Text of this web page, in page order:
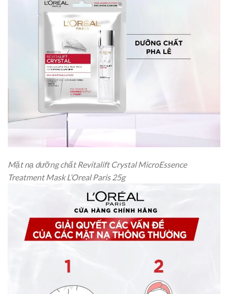
Mặt nạ dưỡng chất Revitalift Crystal MicroEssence
Treatment Mask L’Oreal Paris 25g